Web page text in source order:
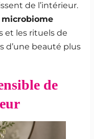
de l’intérieur.
microbiome
et les rituels de
d’une beauté plus
de